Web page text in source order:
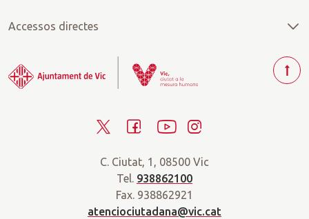
Accessos directes
i
t
t
c
e
b
Y
u
t
u
s
a
C. Ciutat, 1, 08500 Vic
Tel. 938862100
Fax. 938862921
atenciociutadana@vic.cat
T